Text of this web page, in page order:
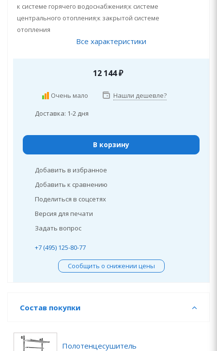
к системе горячего водоснабжения;к системе
центрального отопления;к закрытой системе
отопления
Все характеристики
12 144₽
Очень мало Нашли дешевле?
Доставка: 1-2 дня
В корзину
Добавить в избранное
Добавить к сравнению
Поделиться в соцсетях
Версия для печати
Задать вопрос
+7 (495) 125-80-77
Сообщить о снижении цены
Состав покупки
Полотенцесушитель